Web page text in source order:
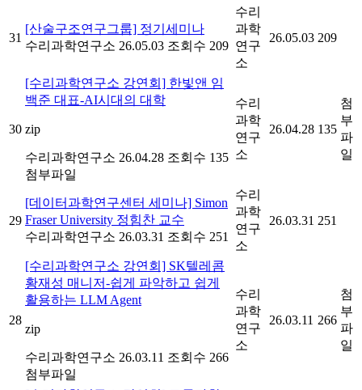
31
[산술구조연구그룹] 정기세미나
수리과학연구소 26.05.03 조회수 209
수리
과학
연구
소
26.05.03 209
30
[수리과학연구소 강연회] 한빛앤 임
백준 대표-AI시대의 대학
zip
수리과학연구소 26.04.28 조회수 135
첨부파일
수리
과학
연구
소
26.04.28 135
첨
부
파
일
29
[데이터과학연구센터 세미나] Simon
Fraser University 정힘찬 교수
수리과학연구소 26.03.31 조회수 251
수리
과학
연구
소
26.03.31 251
28
[수리과학연구소 강연회] SK텔레콤
황재성 매니저-쉽게 파악하고 쉽게
활용하는 LLM Agent
zip
수리과학연구소 26.03.11 조회수 266
첨부파일
수리
과학
연구
소
26.03.11 266
첨
부
파
일